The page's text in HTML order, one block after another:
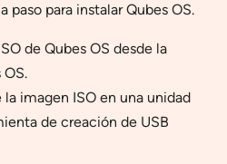
paso para instalar Qubes OS.
de Qubes OS desde la
imagen ISO en una unidad
de creación de USB